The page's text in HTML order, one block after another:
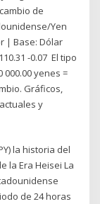
de
Yen
| Base: Dólar
-0.07 El tipo
yenes =
Gráficos,
y
la historia del
la Era Heisei La
de 24 horas